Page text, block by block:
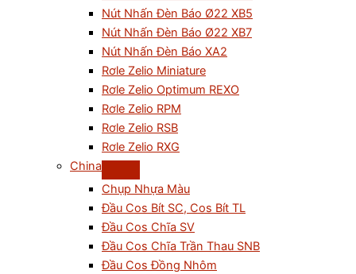
Nút Nhấn Đèn Báo Ø22 XB5
Nút Nhấn Đèn Báo Ø22 XB7
Nút Nhấn Đèn Báo XA2
Rơle Zelio Miniature
Rơle Zelio Optimum REXO
Rơle Zelio RPM
Rơle Zelio RSB
Rơle Zelio RXG
China
Chụp Nhựa Màu
Đầu Cos Bít SC, Cos Bít TL
Đầu Cos Chĩa SV
Đầu Cos Chĩa Trần Thau SNB
Đầu Cos Đồng Nhôm